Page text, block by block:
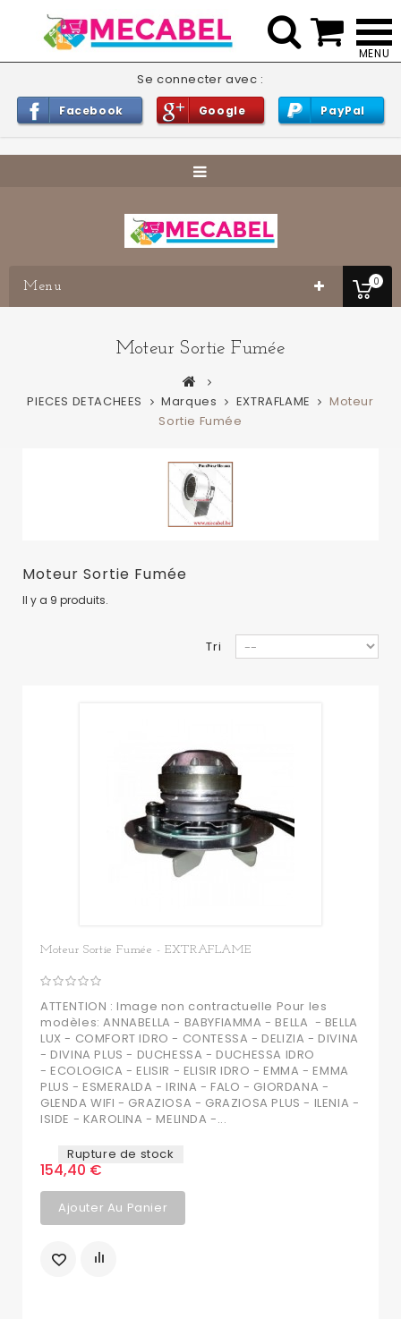
Se connecter avec :
Facebook Google PayPal
0
Menu
Moteur Sortie Fumée
PIECES DETACHEES Marques EXTRAFLAME
Moteur
Sortie Fumée
Moteur Sortie Fumée
Il y a 9 produits.
Tri
Moteur Sortie Fumée - EXTRAFLAME
ATTENTION : Image non contractuelle Pour les
modèles: ANNABELLA - BABYFIAMMA - BELLA - BELLA
LUX - COMFORT IDRO - CONTESSA - DELIZIA - DIVINA
- DIVINA PLUS - DUCHESSA - DUCHESSA IDRO
- ECOLOGICA - ELISIR - ELISIR IDRO - EMMA - EMMA
PLUS - ESMERALDA - IRINA - FALO - GIORDANA -
GLENDA WIFI - GRAZIOSA - GRAZIOSA PLUS - ILENIA -
ISIDE - KAROLINA - MELINDA -...
Rupture de stock
154,40 €
Ajouter Au Panier
 